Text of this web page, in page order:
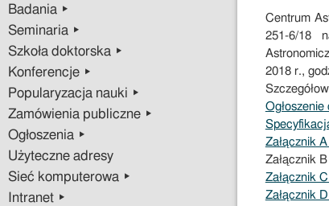
Badania ▸
Seminaria ▸
Szkoła doktorska ▸
Konferencje ▸
Popularyzacja nauki ▸
Zamówienia publiczne ▸
Ogłoszenia ▸
Użyteczne adresy
Sieć komputerowa ▸
Intranet ▸
Centrum
251-6/18
2018 r.,
Ogłoszenie
Załącznik
Załącznik
Załącznik
Załącznik